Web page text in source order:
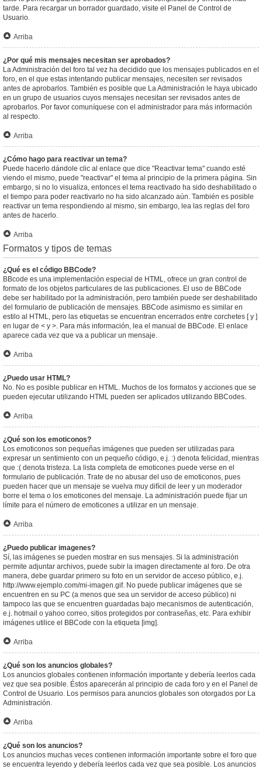
tarde. Para recargar un borrador guardado, visite el Panel de Control de
Usuario.
Arriba
¿Por qué mis mensajes necesitan ser aprobados?
La Administración del foro tal vez ha decidido que los mensajes publicados en el
foro, en el que estas intentando publicar mensajes, necesiten ser revisados
antes de aprobarlos. También es posible que La Administración le haya ubicado
en un grupo de usuarios cuyos mensajes necesitan ser revisados antes de
aprobarlos. Por favor comuníquese con el administrador para más información
al respecto.
Arriba
¿Cómo hago para reactivar un tema?
Puede hacerlo dándole clic al enlace que dice "Reactivar tema" cuando esté
viendo el mismo, puede "reactivar" el tema al principio de la primera página. Sin
embargo, si no lo visualiza, entonces el tema reactivado ha sido deshabilitado o
el tiempo para poder reactivarlo no ha sido alcanzado aún. También es posible
reactivar un tema respondiendo al mismo, sin embargo, lea las reglas del foro
antes de hacerlo.
Arriba
Formatos y tipos de temas
¿Qué es el código BBCode?
BBcode es una implementación especial de HTML, ofrece un gran control de
formato de los objetos particulares de las publicaciones. El uso de BBCode
debe ser habilitado por la administración, pero también puede ser deshabilitado
del formulario de publicación de mensajes. BBCode asimismo es similar en
estilo al HTML, pero las etiquetas se encuentran encerrados entre corchetes [ y ]
en lugar de < y >. Para más información, lea el manual de BBCode. El enlace
aparece cada vez que va a publicar un mensaje.
Arriba
¿Puedo usar HTML?
No. No es posible publicar en HTML. Muchos de los formatos y acciones que se
pueden ejecutar utilizando HTML pueden ser aplicados utilizando BBCodes.
Arriba
¿Qué son los emoticonos?
Los emoticonos son pequeñas imágenes que pueden ser utilizadas para
expresar un sentimiento con un pequeño código, e.j. :) denota felicidad, mientras
que :( denota tristeza. La lista completa de emoticones puede verse en el
formulario de publicación. Trate de no abusar del uso de emoticonos, pues
pueden hacer que un mensaje se vuelva muy difícil de leer y un moderador
borre el tema o los emoticones del mensaje. La administración puede fijar un
límite para el número de emoticones a utilizar en un mensaje.
Arriba
¿Puedo publicar imagenes?
Sí, las imágenes se pueden mostrar en sus mensajes. Si la administración
permite adjuntar archivos, puede subir la imagen directamente al foro. De otra
manera, debe guardar primero su foto en un servidor de acceso público, e.j.
http://www.ejemplo.com/mi-imagen.gif. No puede publicar imágenes que se
encuentren en su PC (a menos que sea un servidor de acceso público) ni
tampoco las que se encuentren guardadas bajo mecanismos de autenticación,
e.j. hotmail o yahoo correo, sitios protegidos por contraseñas, etc. Para exhibir
imágenes utilice el BBCode con la etiqueta [img].
Arriba
¿Qué son los anuncios globales?
Los anuncios globales contienen información importante y debería leerlos cada
vez que sea posible. Éstos aparecerán al principio de cada foro y en el Panel de
Control de Usuario. Los permisos para anuncios globales son otorgados por La
Administración.
Arriba
¿Qué son los anuncios?
Los anuncios muchas veces contienen información importante sobre el foro que
se encuentra leyendo y debería leerlos cada vez que sea posible. Los anuncios